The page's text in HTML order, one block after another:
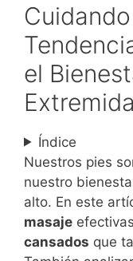
el
Índice
Nuestros pies
nuestro
alto. En este
masaje
cansados que